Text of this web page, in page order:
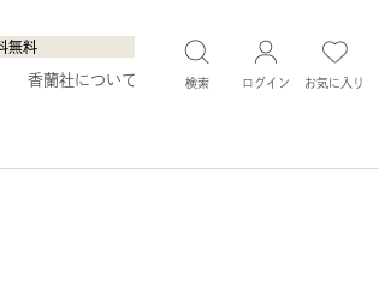
無料
香蘭社について 検索 ログイン お気に入り